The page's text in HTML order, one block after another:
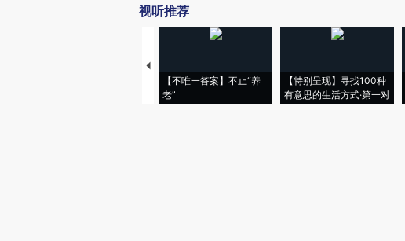
视听推荐
【不唯一答案】不止“养
老”
【特别呈现】寻找100种
有意思的生活方式·第一对